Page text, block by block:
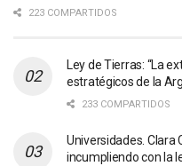
223 COMPARTIDOS
Ley de Tierras: “La
estratégicos de la
233 COMPARTIDOS
Universidades. Clara
incumpliendo con la